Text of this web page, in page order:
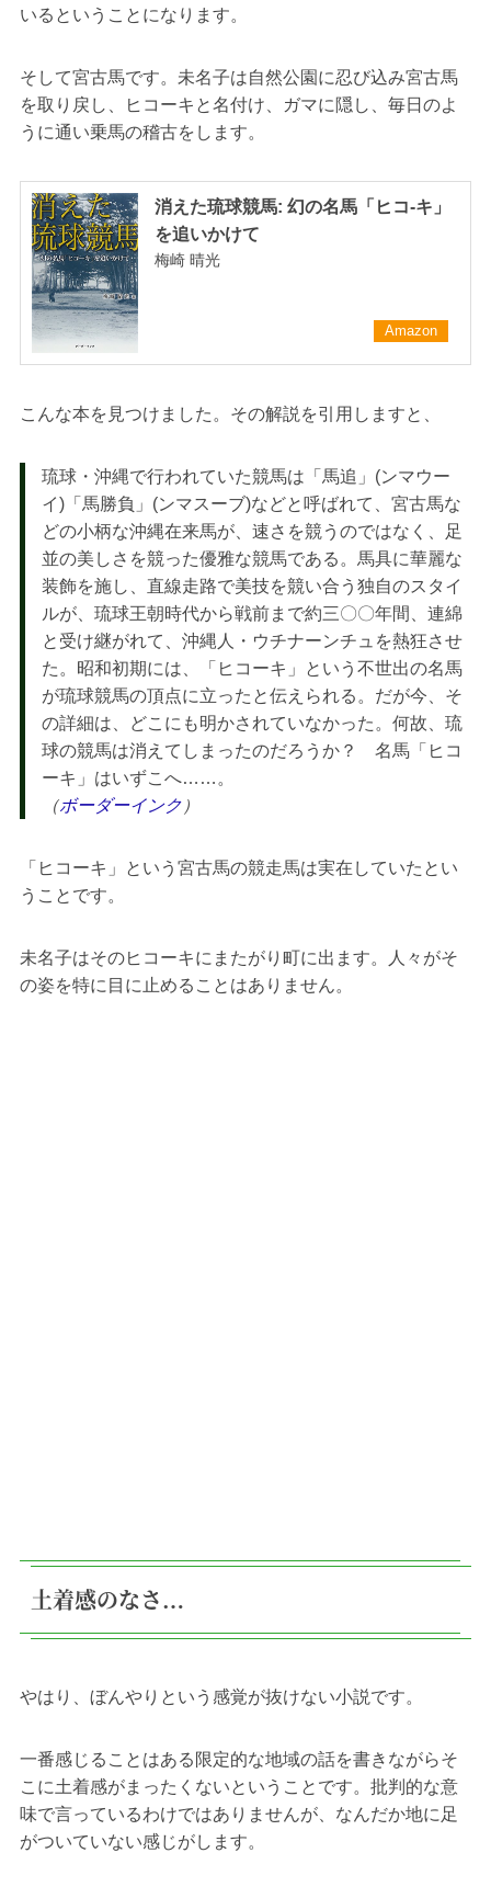
いるということになります。
そして宮古馬です。未名子は自然公園に忍び込み宮古馬
を取り戻し、ヒコーキと名付け、ガマに隠し、毎日のよ
うに通い乗馬の稽古をします。
消えた琉球競馬: 幻の名馬「ヒコ-キ」
を追いかけて
梅崎 晴光
Amazon
こんな本を見つけました。その解説を引用しますと、
琉球・沖縄で行われていた競馬は「馬追」(ンマウー
イ)「馬勝負」(ンマスーブ)などと呼ばれて、宮古馬な
どの小柄な沖縄在来馬が、速さを競うのではなく、足
並の美しさを競った優雅な競馬である。馬具に華麗な
装飾を施し、直線走路で美技を競い合う独自のスタイ
ルが、琉球王朝時代から戦前まで約三〇〇年間、連綿
と受け継がれて、沖縄人・ウチナーンチュを熱狂させ
た。昭和初期には、「ヒコーキ」という不世出の名馬
が琉球競馬の頂点に立ったと伝えられる。だが今、そ
の詳細は、どこにも明かされていなかった。何故、琉
球の競馬は消えてしまったのだろうか？ 名馬「ヒコ
ーキ」はいずこへ……。
（ボーダーインク）
「ヒコーキ」という宮古馬の競走馬は実在していたとい
うことです。
未名子はそのヒコーキにまたがり町に出ます。人々がそ
の姿を特に目に止めることはありません。
土着感のなさ…
やはり、ぼんやりという感覚が抜けない小説です。
一番感じることはある限定的な地域の話を書きながらそ
こに土着感がまったくないということです。批判的な意
味で言っているわけではありませんが、なんだか地に足
がついていない感じがします。